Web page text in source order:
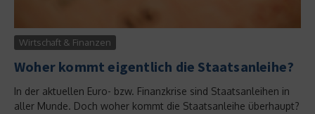
Wirtschaft & Finanzen
Woher kommt eigentlich die Staatsanleihe?
In der aktuellen Euro- bzw. Finanzkrise sind Staatsanleihen in
aller Munde. Doch woher kommt die Staatsanleihe überhaupt?